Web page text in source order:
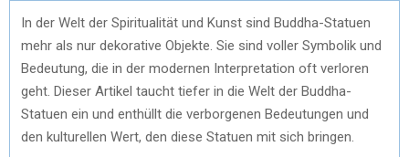
In der Welt der Spiritualität und Kunst sind Buddha-Statuen
mehr als nur dekorative Objekte. Sie sind voller Symbolik und
Bedeutung, die in der modernen Interpretation oft verloren
geht. Dieser Artikel taucht tiefer in die Welt der Buddha-
Statuen ein und enthüllt die verborgenen Bedeutungen und
den kulturellen Wert, den diese Statuen mit sich bringen.